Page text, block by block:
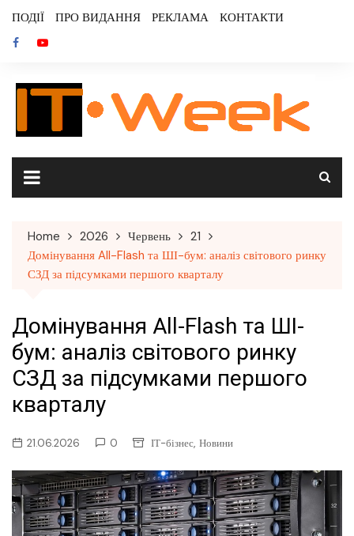
content
ПОДІЇ ПРО ВИДАННЯ РЕКЛАМА КОНТАКТИ
Home 2026 Червень
21
Домінування All-Flash та ШІ-бум: аналіз світового ринку
СЗД за підсумками першого кварталу
Домінування All-Flash та ШІ-
бум: аналіз світового ринку
СЗД за підсумками першого
кварталу
21.06.2026 0 ІТ-бізнес, Новини